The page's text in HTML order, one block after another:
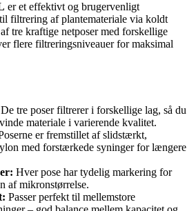
er et effektivt og brugervenligt
filtrering af plantemateriale via koldt
tre kraftige netposer med forskellige
flere filtreringsniveauer for maksimal
De tre poser filtrerer i forskellige lag, så du
materiale i varierende kvalitet.
er fremstillet af slidstærkt,
med forstærkede syninger for længere
Hver pose har tydelig markering for
af mikronstørrelse.
Passer perfekt til mellemstore